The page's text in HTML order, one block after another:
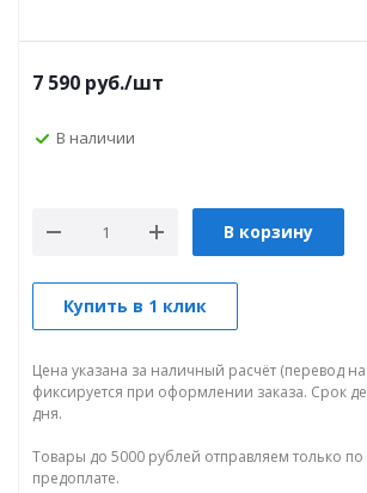
7 590 руб./шт
В наличии
В корзину
Купить в 1 клик
Цена указана за наличный расчёт (перевод на
фиксируется при оформлении заказа. Срок
дня.
Товары до 5000 рублей отправляем только
предоплате.